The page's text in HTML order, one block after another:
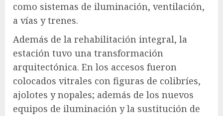
como sistemas de iluminación, ventilación,
a vías y trenes.
Además de la rehabilitación integral, la
estación tuvo una transformación
arquitectónica. En los accesos fueron
colocados vitrales con figuras de colibríes,
ajolotes y nopales; además de los nuevos
equipos de iluminación y la sustitución de